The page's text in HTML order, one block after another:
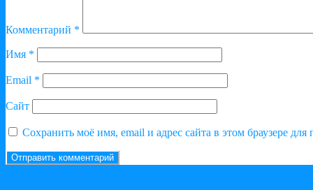
Комментарий *
Имя *
Email *
Сайт
Сохранить моё имя, email и адрес сайта в этом браузере